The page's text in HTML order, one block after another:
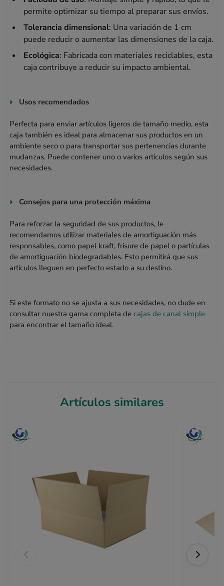
permite optimizar su tiempo al preparar sus envíos.
Tolerancia dimensional: Una variación de 1 cm
puede reducir o aumentar las dimensiones de la caja.
Ecológica: Fabricada con materiales reciclables, esta
caja contribuye a reducir su impacto ambiental.
Usos recomendados
Perfecta para enviar artículos ligeros de tamaño medio, esta
caja también es ideal para almacenar sus productos en un
ambiente seco o para transportar sus pertenencias durante
mudanzas. Puede contener uno o varios artículos según sus
necesidades.
Consejos para una protección máxima
Para reforzar la seguridad de sus productos, le
recomendamos utilizar materiales de amortiguación más
responsables, como papel kraft, frisure de papel o partículas
de amortiguación biodegradables. Esto permitirá que sus
artículos lleguen en perfecto estado a su destino.
Si este formato no se ajusta a sus necesidades, no dude en
consultar nuestra gama completa decajas de canal simple
para encontrar el tamaño ideal.
Artículos similares